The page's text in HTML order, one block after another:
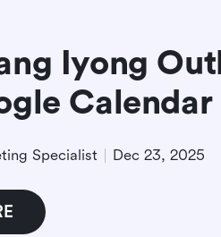
Iyong
Calendar
Specialist Dec 23, 2025